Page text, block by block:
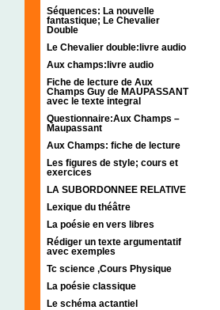
Séquences: La nouvelle
fantastique; Le Chevalier
Double
Le Chevalier double:livre audio
Aux champs:livre audio
Fiche de lecture de Aux
Champs Guy de MAUPASSANT
avec le texte integral
Questionnaire:Aux Champs –
Maupassant
Aux Champs: fiche de lecture
Les figures de style; cours et
exercices
LA SUBORDONNEE RELATIVE
Lexique du théâtre
La poésie en vers libres
Rédiger un texte argumentatif
avec exemples
Tc science ,Cours Physique
La poésie classique
Le schéma actantiel